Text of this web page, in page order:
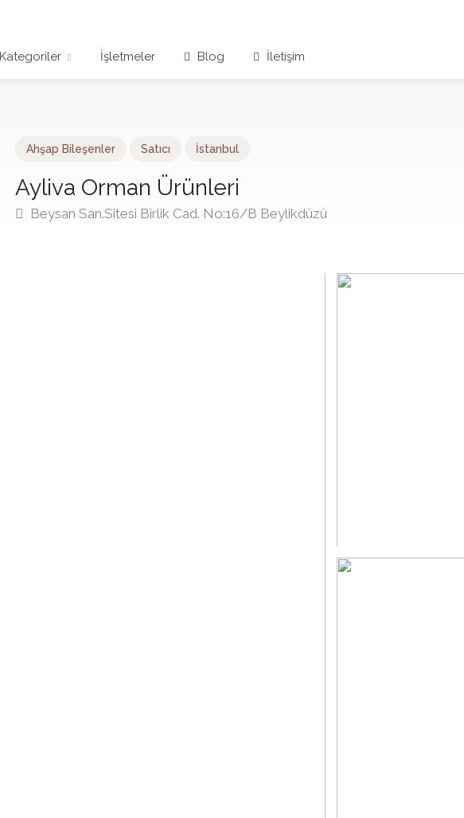
Kategoriler İşletmeler Blog İletişim
Ahşap Bileşenler Satıcı İstanbul
Ayliva Orman Ürünleri
Beysan San.Sitesi Birlik Cad. No:16/B Beylikdüzü